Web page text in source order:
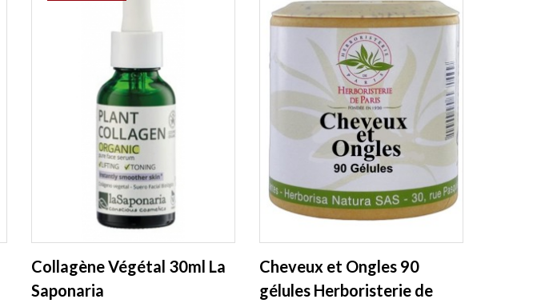
Collagène Végétal 30ml La
Saponaria
Cheveux et Ongles 90
gélules Herboristerie de